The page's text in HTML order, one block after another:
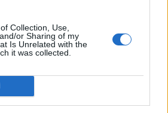
Collection, Use,
or Sharing of my
Is Unrelated with the
it was collected.2018: tema svolto
TEMI E SAGGI